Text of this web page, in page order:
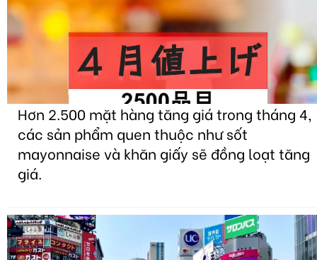
Hơn 2.500 mặt hàng tăng giá trong tháng 4,
các sản phẩm quen thuộc như sốt
mayonnaise và khăn giấy sẽ đồng loạt tăng
giá.